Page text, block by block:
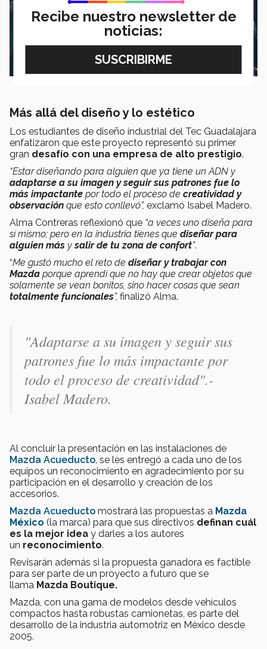
Más allá del diseño y lo estético
Los estudiantes de diseño industrial del Tec Guadalajara
enfatizaron que este proyecto representó su primer
gran desafío con una empresa de alto prestigio.
“Estar diseñando para alguien que ya tiene un ADN y
adaptarse a su imagen y seguir sus patrones fue lo
más impactante por todo el proceso de creatividad y
observación que esto conllevó”, exclamó Isabel Madero.
Alma Contreras reflexionó que “a veces uno diseña para
sí mismo; pero en la industria tienes que diseñar para
alguien más ysalir de tu zona de confort”.
“Me gustó mucho el reto de diseñar y trabajar con
Mazda porque aprendí que no hay que crear objetos que
solamente se vean bonitos, sino hacer cosas que sean
totalmente funcionales”, finalizó Alma.
"Adaptarse a su imagen y seguir sus
patrones fue lo más impactante por
todo el proceso de creatividad".-
Isabel Madero.
Al concluir la presentación en las instalaciones de
Mazda Acueducto, se les entregó a cada uno de los
equipos un reconocimiento en agradecimiento por su
participación en el desarrollo y creación de los
accesorios.
Mazda Acueducto mostrará las propuestas a Mazda
México (la marca) para que sus directivos definan cuál
es la mejor idea y darles a los autores
un reconocimiento.
Revisarán además si la propuesta ganadora es factible
para ser parte de un proyecto a futuro que se
llama Mazda Boutique.
Mazda, con una gama de modelos desde vehículos
compactos hasta robustas camionetas, es parte del
desarrollo de la industria automotriz en México desde
2005.
Recibe nuestro newsletter de
noticias: